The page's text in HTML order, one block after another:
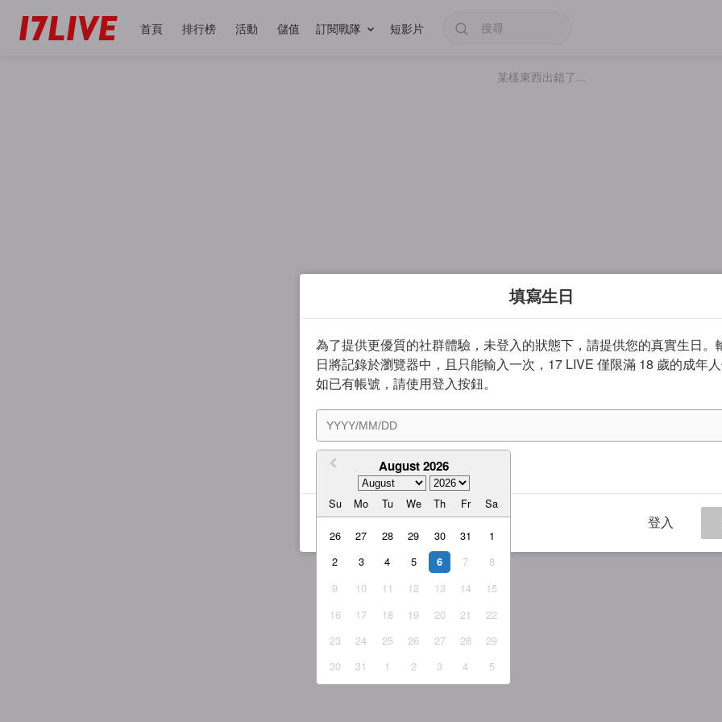
首頁 排行榜 活動 儲值 訂閱戰隊 短影片
某樣東西出錯了...
填寫生日
為了提供更優質的社群體驗，未登入的狀態下，請提供您的真實生日。
日將記錄於瀏覽器中，且只能輸入一次，17 LIVE 僅限滿 18 歲的成年人
如已有帳號，請使用登入按鈕。
August 2026
Su Mo Tu We Th Fr Sa
26 27 28 29 30 31
1
2
3 4 5 6 7
8
9
10 11 12 13 14
15
16
17 18 19 20 21
22
23
24 25 26 27 28
29
30
31 1 2 3 4 5
我同意 服務條款與隱私權政策
登入